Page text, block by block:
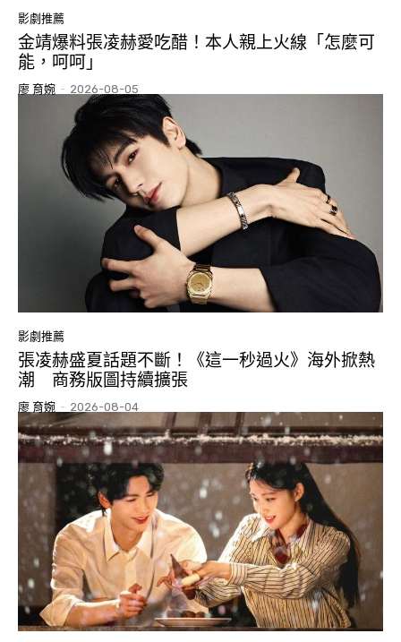
影劇推薦
金靖爆料張凌赫愛吃醋！本人親上火線「怎麼可
能，呵呵」
廖 育婉 - 2026-08-05
影劇推薦
張凌赫盛夏話題不斷！《這一秒過火》海外掀熱
潮 商務版圖持續擴張
廖 育婉 - 2026-08-04